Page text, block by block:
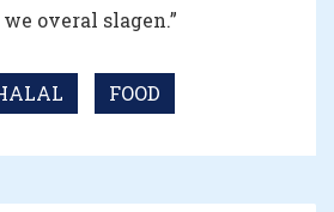
overal slagen.”
FOOD